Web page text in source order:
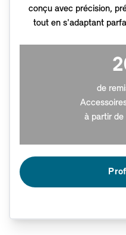
conçu avec précision,
tout en s'adaptant
de
à partir